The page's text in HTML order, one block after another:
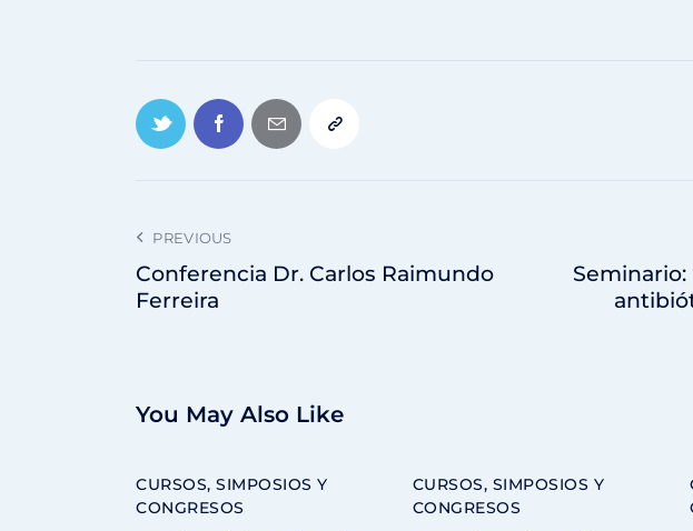
PREVIOUS
Conferencia Dr. Carlos Raimundo
Ferreira
You May Also Like
CURSOS, SIMPOSIOS Y
CONGRESOS
CURSOS, SIMPOSIOS Y
CONGRESOS